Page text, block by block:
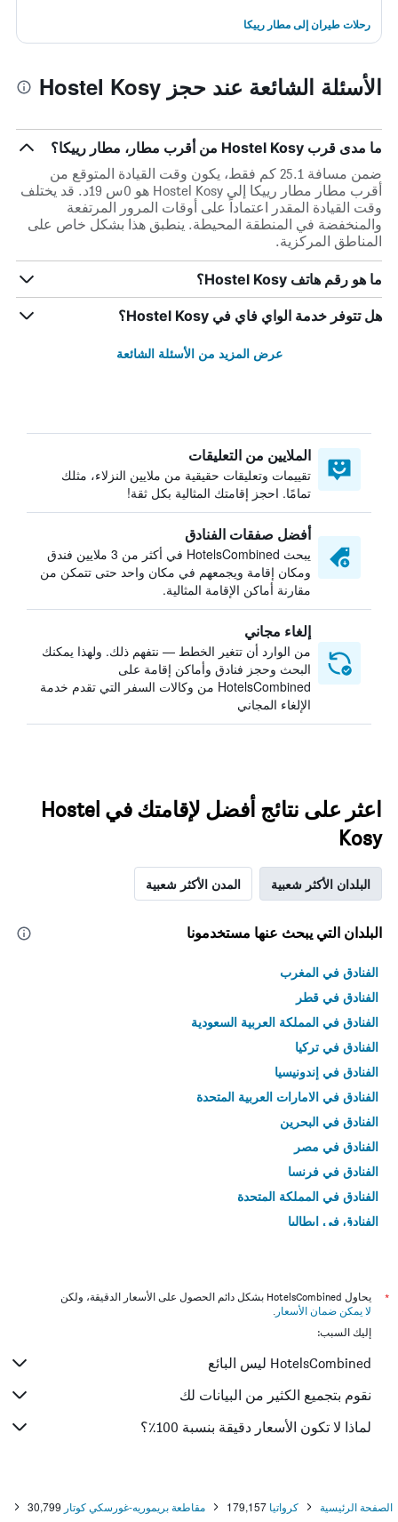
رحلات طيران إلى مطار رييكا
الأسئلة الشائعة عند حجز Hostel Kosy
ما مدى قرب Hostel Kosy من أقرب مطار، مطار رييكا؟
ضمن مسافة 25.1 كم فقط، يكون وقت القيادة المتوقع من
أقرب مطار مطار رييكا إلى Hostel Kosy هو 0س 19د. قد يختلف
وقت القيادة المقدر اعتماداً على أوقات المرور المرتفعة
والمنخفضة في المنطقة المحيطة. ينطبق هذا بشكل خاص على
المناطق المركزية.
ما هو رقم هاتف Hostel Kosy؟
هل تتوفر خدمة الواي فاي في Hostel Kosy؟
عرض المزيد من الأسئلة الشائعة
الملايين من التعليقات
تقييمات وتعليقات حقيقية من ملايين النزلاء، مثلك
تمامًا. احجز إقامتك المثالية بكل ثقة!
أفضل صفقات الفنادق
يبحث HotelsCombined في أكثر من 3 ملايين فندق
ومكان إقامة ويجمعهم في مكان واحد حتى تتمكن من
مقارنة أماكن الإقامة المثالية.
إلغاء مجاني
من الوارد أن تتغير الخطط — نتفهم ذلك. ولهذا يمكنك
البحث وحجز فنادق وأماكن إقامة على
HotelsCombined من وكالات السفر التي تقدم خدمة
الإلغاء المجاني
اعثر على نتائج أفضل لإقامتك في Hostel
Kosy
البلدان الأكثر شعبية المدن الأكثر شعبية
البلدان التي يبحث عنها مستخدمونا
الفنادق في المغرب
الفنادق في قطر
الفنادق في المملكة العربية السعودية
الفنادق في تركيا
الفنادق في إندونيسيا
الفنادق في الامارات العربية المتحدة
الفنادق في البحرين
الفنادق في مصر
الفنادق في فرنسا
الفنادق في المملكة المتحدة
الفنادق في إيطاليا
*
يحاول HotelsCombined بشكل دائم الحصول على الأسعار الدقيقة، ولكن
لا يمكن ضمان الأسعار .
إليك السبب:
HotelsCombined ليس البائع
نقوم بتجميع الكثير من البيانات لك
لماذا لا تكون الأسعار دقيقة بنسبة 100٪؟
الصفحة الرئيسية كرواتيا 179,157 مقاطعة بريموريه-غورسكي كوتار 30,799